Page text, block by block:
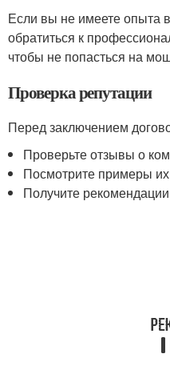
Если вы не имеете опыта
обратиться к
чтобы не попасться на
Проверка репутации
Перед заключением
Проверьте отзывы о
Посмотрите примеры
Получите